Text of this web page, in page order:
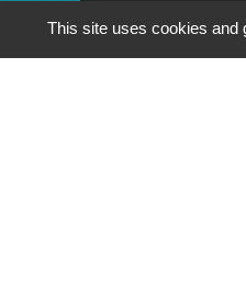
This site uses cookies and